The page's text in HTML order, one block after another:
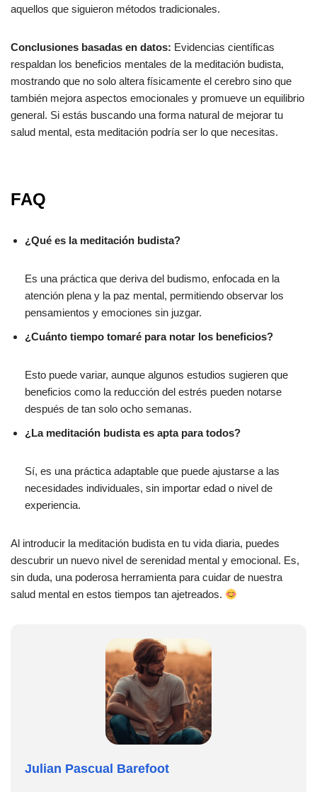
aquellos que siguieron métodos tradicionales.
Conclusiones basadas en datos: Evidencias científicas
respaldan los beneficios mentales de la meditación budista,
mostrando que no solo altera físicamente el cerebro sino que
también mejora aspectos emocionales y promueve un equilibrio
general. Si estás buscando una forma natural de mejorar tu
salud mental, esta meditación podría ser lo que necesitas.
FAQ
¿Qué es la meditación budista?
Es una práctica que deriva del budismo, enfocada en la
atención plena y la paz mental, permitiendo observar los
pensamientos y emociones sin juzgar.
¿Cuánto tiempo tomaré para notar los beneficios?
Esto puede variar, aunque algunos estudios sugieren que
beneficios como la reducción del estrés pueden notarse
después de tan solo ocho semanas.
¿La meditación budista es apta para todos?
Sí, es una práctica adaptable que puede ajustarse a las
necesidades individuales, sin importar edad o nivel de
experiencia.
Al introducir la meditación budista en tu vida diaria, puedes
descubrir un nuevo nivel de serenidad mental y emocional. Es,
sin duda, una poderosa herramienta para cuidar de nuestra
salud mental en estos tiempos tan ajetreados.
Julian Pascual Barefoot